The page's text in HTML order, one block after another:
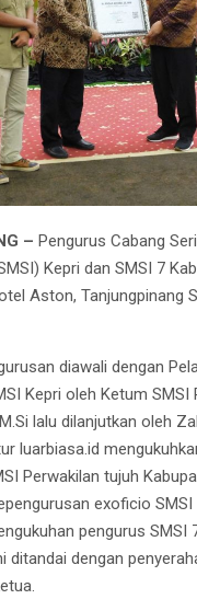
– Pengurus Cabang
Kepri dan SMSI 7
Aston, Tanjungpinang
diawali dengan
Kepri oleh Ketum SMSI
lalu dilanjutkan oleh
luarbiasa.id
Perwakilan tujuh
exoficio SMSI
pengurus SMSI
ditandai dengan